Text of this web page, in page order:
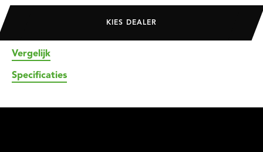
KIES DEALER
Vergelijk
Specificaties